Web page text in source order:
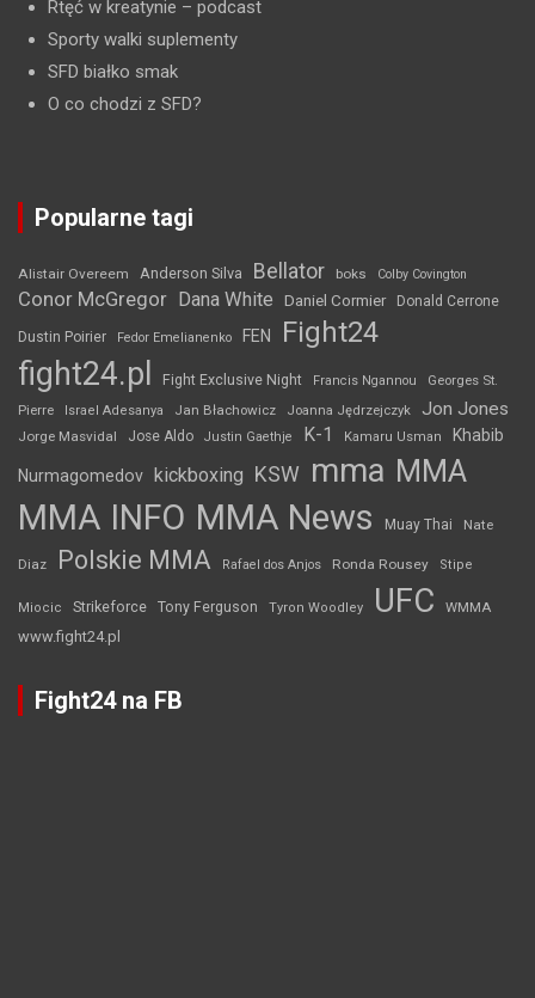
Rtęć w kreatynie – podcast
Sporty walki suplementy
SFD białko smak
O co chodzi z SFD?
Popularne tagi
Alistair Overeem Anderson Silva Bellator boks Colby Covington
Conor McGregor Dana White Daniel Cormier Donald Cerrone
Dustin Poirier Fedor Emelianenko FEN Fight24
fight24.pl Fight Exclusive Night Francis Ngannou
Georges St.
Pierre
Israel Adesanya Jan Błachowicz Joanna Jędrzejczyk Jon Jones
Jorge Masvidal Jose Aldo Justin Gaethje K-1 Kamaru Usman Khabib
Nurmagomedov kickboxing KSW mma MMA
MMA INFO MMA News Muay Thai Nate
Diaz Polskie MMA Rafael dos Anjos Ronda Rousey Stipe
Miocic Strikeforce Tony Ferguson Tyron Woodley UFC WMMA
www.fight24.pl
Fight24 na FB